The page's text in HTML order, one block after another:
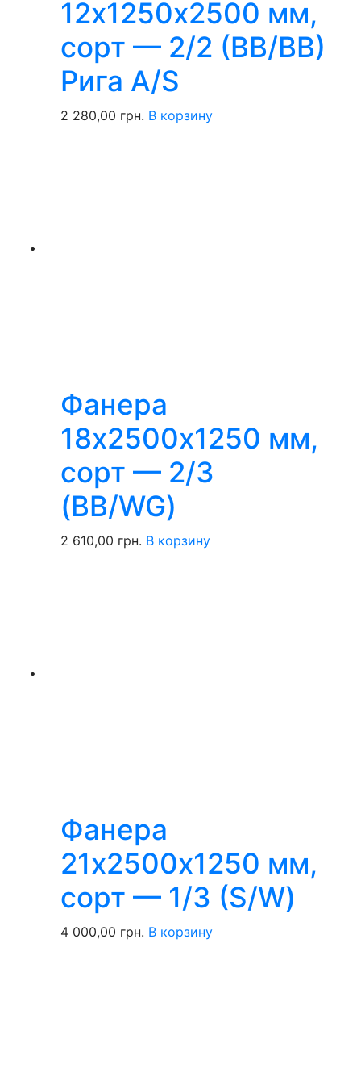
12х1250х2500 мм,
сорт — 2/2 (ВВ/ВВ)
Рига A/S
2 280,00 грн. В корзину
Фанера
18х2500х1250 мм,
сорт — 2/3
(BB/WG)
2 610,00 грн. В корзину
Фанера
21х2500х1250 мм,
сорт — 1/3 (S/W)
4 000,00 грн. В корзину